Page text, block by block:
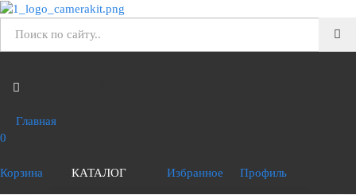
Главная
0
Корзина КАТАЛОГ Избранное Профиль